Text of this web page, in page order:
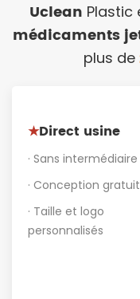
Uclean Plastic
médicaments
plus de
★Direct usine
· Sans intermédiaire
· Conception
· Taille et logo
personnalisés